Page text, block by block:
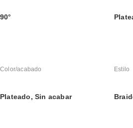
90°
Color/acabado
Plateado, Sin acabar
Estilo